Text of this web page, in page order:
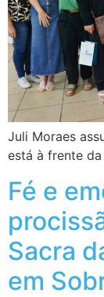
Juli Moraes
está à frente
Fé e
Sacra
em